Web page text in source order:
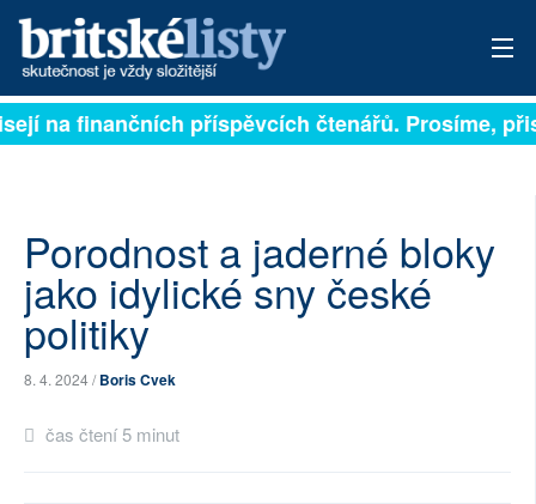
PŘIHLÁSIT
ARCHIV
ROZHOVORY
TÉMATA
na finančních příspěvcích čtenářů. Prosíme,
Porodnost a jaderné bloky
jako idylické sny české
politiky
8. 4. 2024 /Boris Cvek
čas čtení 5 minut